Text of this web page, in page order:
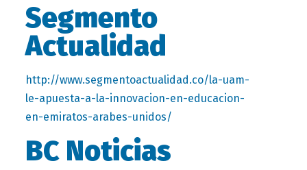
Segmento
Actualidad
http://www.segmentoactualidad.co/la-uam-
le-apuesta-a-la-innovacion-en-educacion-
en-emiratos-arabes-unidos/
BC Noticias